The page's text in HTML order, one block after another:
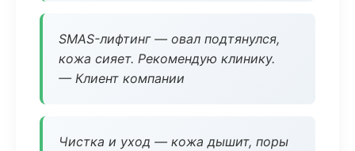
SMAS-лифтинг — овал подтянулся,
кожа сияет. Рекомендую клинику.
— Клиент компании
Чистка и уход — кожа дышит, поры